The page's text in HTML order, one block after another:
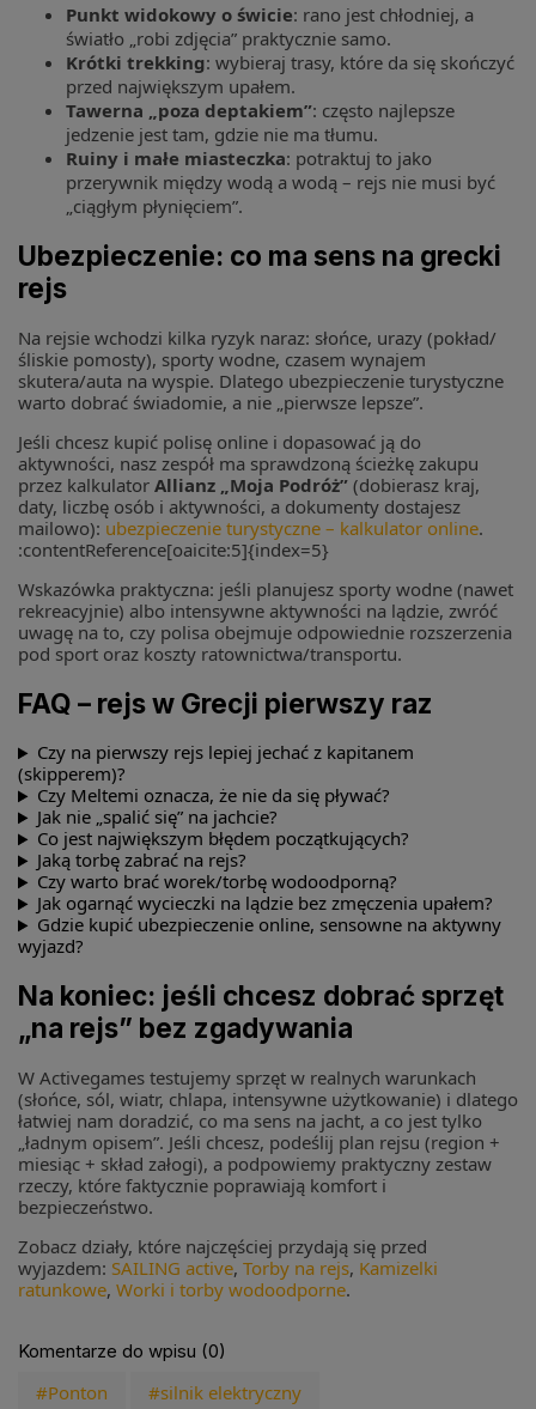
Punkt widokowy o świcie: rano jest chłodniej, a
światło „robi zdjęcia” praktycznie samo.
Krótki trekking: wybieraj trasy, które da się skończyć
przed największym upałem.
Tawerna „poza deptakiem”: często najlepsze
jedzenie jest tam, gdzie nie ma tłumu.
Ruiny i małe miasteczka: potraktuj to jako
przerywnik między wodą a wodą – rejs nie musi być
„ciągłym płynięciem”.
Ubezpieczenie: co ma sens na grecki
rejs
Na rejsie wchodzi kilka ryzyk naraz: słońce, urazy (pokład/
śliskie pomosty), sporty wodne, czasem wynajem
skutera/auta na wyspie. Dlatego ubezpieczenie turystyczne
warto dobrać świadomie, a nie „pierwsze lepsze”.
Jeśli chcesz kupić polisę online i dopasować ją do
aktywności, nasz zespół ma sprawdzoną ścieżkę zakupu
przez kalkulator Allianz „Moja Podróż” (dobierasz kraj,
daty, liczbę osób i aktywności, a dokumenty dostajesz
mailowo): ubezpieczenie turystyczne – kalkulator online.
:contentReference[oaicite:5]{index=5}
Wskazówka praktyczna: jeśli planujesz sporty wodne (nawet
rekreacyjnie) albo intensywne aktywności na lądzie, zwróć
uwagę na to, czy polisa obejmuje odpowiednie rozszerzenia
pod sport oraz koszty ratownictwa/transportu.
FAQ – rejs w Grecji pierwszy raz
Czy na pierwszy rejs lepiej jechać z kapitanem
(skipperem)?
Czy Meltemi oznacza, że nie da się pływać?
Jak nie „spalić się” na jachcie?
Co jest największym błędem początkujących?
Jaką torbę zabrać na rejs?
Czy warto brać worek/torbę wodoodporną?
Jak ogarnąć wycieczki na lądzie bez zmęczenia upałem?
Gdzie kupić ubezpieczenie online, sensowne na aktywny
wyjazd?
Na koniec: jeśli chcesz dobrać sprzęt
„na rejs” bez zgadywania
W Activegames testujemy sprzęt w realnych warunkach
(słońce, sól, wiatr, chlapa, intensywne użytkowanie) i dlatego
łatwiej nam doradzić, co ma sens na jacht, a co jest tylko
„ładnym opisem”. Jeśli chcesz, podeślij plan rejsu (region +
miesiąc + skład załogi), a podpowiemy praktyczny zestaw
rzeczy, które faktycznie poprawiają komfort i
bezpieczeństwo.
Zobacz działy, które najczęściej przydają się przed
wyjazdem: SAILING active, Torby na rejs, Kamizelki
ratunkowe, Worki i torby wodoodporne.
Komentarze do wpisu (0)
#Ponton #silnik elektryczny